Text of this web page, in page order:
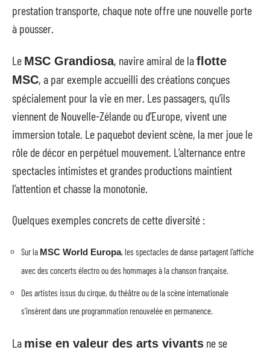
prestation transporte, chaque note offre une nouvelle porte
à pousser.
Le MSC Grandiosa, navire amiral de laflotte
MSC, a par exemple accueilli des créations conçues
spécialement pour la vie en mer. Les passagers, qu’ils
viennent de Nouvelle-Zélande ou d’Europe, vivent une
immersion totale. Le paquebot devient scène, la mer joue le
rôle de décor en perpétuel mouvement. L’alternance entre
spectacles intimistes et grandes productions maintient
l’attention et chasse la monotonie.
Quelques exemples concrets de cette diversité :
Sur la MSC World Europa, les spectacles de danse partagent l’affiche
avec des concerts électro ou des hommages à la chanson française.
Des artistes issus du cirque, du théâtre ou de la scène internationale
s’insèrent dans une programmation renouvelée en permanence.
La mise en valeur des arts vivants ne se